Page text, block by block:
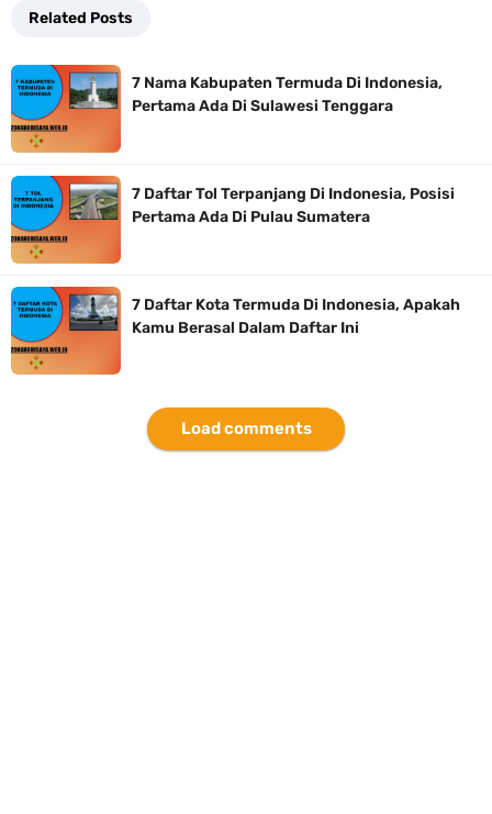
Related Posts
7 Nama Kabupaten Termuda Di Indonesia,
Pertama Ada Di Sulawesi Tenggara
7 Daftar Tol Terpanjang Di Indonesia, Posisi
Pertama Ada Di Pulau Sumatera
7 Daftar Kota Termuda Di Indonesia, Apakah
Kamu Berasal Dalam Daftar Ini
Load comments